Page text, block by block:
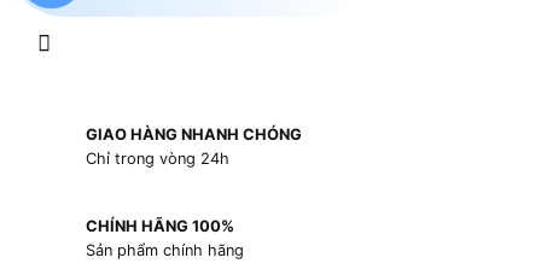
GIAO HÀNG NHANH CHÓNG
Chỉ trong vòng 24h
CHÍNH HÃNG 100%
Sản phẩm chính hãng